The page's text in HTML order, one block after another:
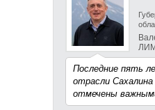
Последние пять
отрасли Сахалина
отмечены